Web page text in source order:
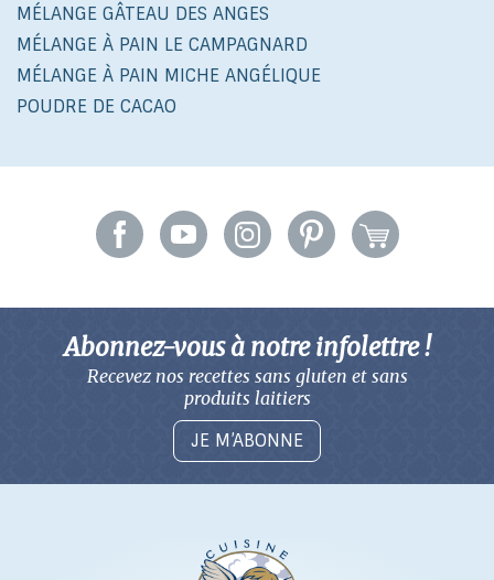
MÉLANGE GÂTEAU DES ANGES
MÉLANGE À PAIN LE CAMPAGNARD
MÉLANGE À PAIN MICHE ANGÉLIQUE
POUDRE DE CACAO
Abonnez-vous à notre infolettre !
Recevez nos recettes sans gluten et sans
produits laitiers
JE M’ABONNE